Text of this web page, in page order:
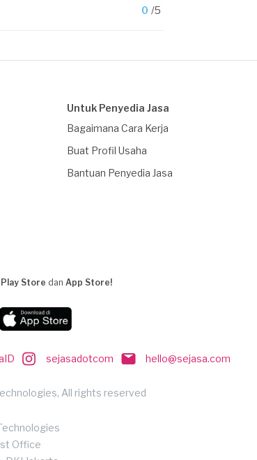
0 /5
Untuk Penyedia Jasa
Bagaimana Cara Kerja
Buat Profil Usaha
Bantuan Penyedia Jasa
Play Store dan App Store!
sejasadotcom hello@sejasa.com
All rights reserved
Office